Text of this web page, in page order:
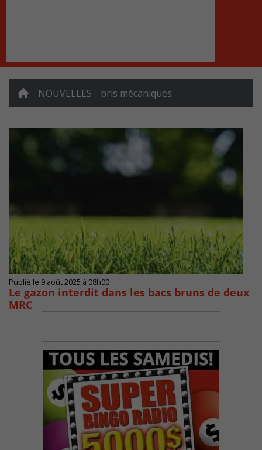
NOUVELLES bris mécaniques
Publié le 9 août 2025 à 08h00
Le gazon interdit dans les bacs bruns de deux
MRC